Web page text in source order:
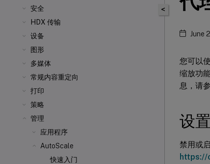
安全
HDX 传输
设备
图形
多媒体
常规内容重定向
打印
策略
管理
应用程序
AutoScale
快速入门
<
June
您可以
缩放功
息，请
设
禁用或